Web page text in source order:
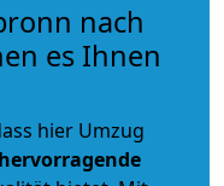
nach
es Ihnen
hier Umzug
hervorragende